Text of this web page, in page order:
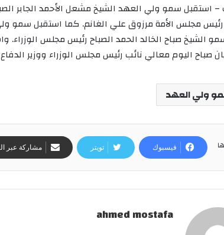
– استقبل سمو ولي العهد الشيخ مشعل الأحمد الجابر
مجلس الأمة مرزوق علي الغانم. كما استقبل سمو
الشيخ صباح الخالد الحمد الصباح رئيس مجلس
صباح اليوم معالي نائب رئيس مجلس الوزراء ووزير
ولي العهد
فيسبوك تويتر مشاركة عبر
ahmed mostafa